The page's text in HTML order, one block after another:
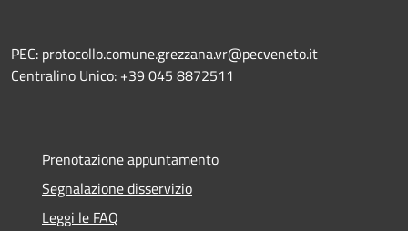
PEC: protocollo.comune.grezzana.vr@pecveneto.it
Centralino Unico: +39 045 8872511
Prenotazione appuntamento
Segnalazione disservizio
Leggi le FAQ